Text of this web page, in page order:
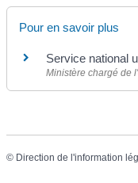
Pour en savoir plus
Service national
Ministère chargé de
© Direction de l'information